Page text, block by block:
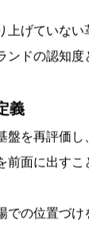
ードをター
ソースを詳
戦略を複製